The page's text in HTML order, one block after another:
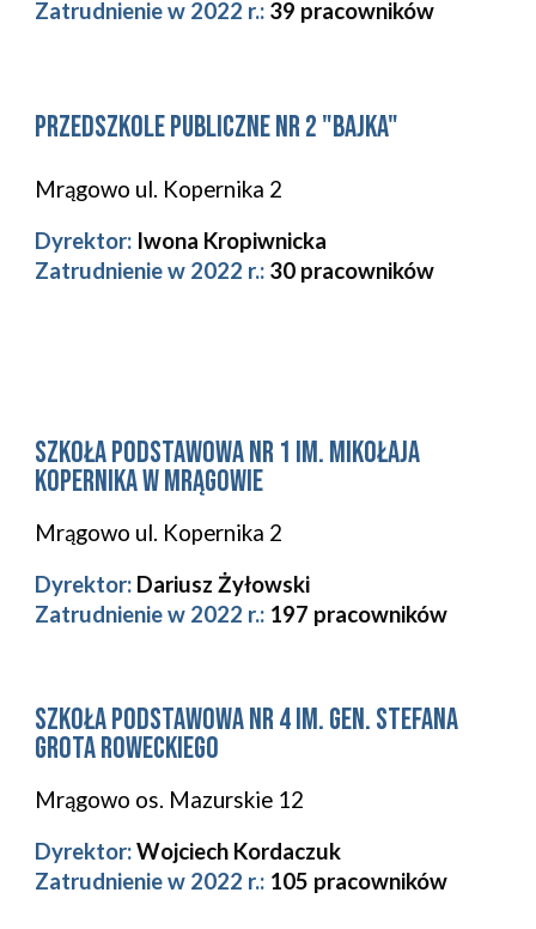
Zatrudnienie w 2022 r.: 39 pracowników
przedszkole publiczne nr 2 "bajka"
Mrągowo ul. Kopernika 2
Dyrektor: Iwona Kropiwnicka
Zatrudnienie w 2022 r.: 30 pracowników
szkoła podstawowa nr 1 IM. MIKOŁAJA
KOPERNIKA W MRĄGOWIE
Mrągowo ul. Kopernika 2
Dyrektor: Dariusz Żyłowski
Zatrudnienie w 2022 r.: 197 pracowników
szkoła podstawowa nr 4 im. GEN. Stefana
Grota Roweckiego
Mrągowo os. Mazurskie 12
Dyrektor: Wojciech Kordaczuk
Zatrudnienie w 2022 r.: 105 pracowników